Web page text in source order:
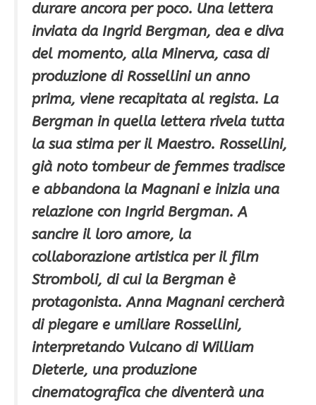
durare ancora per poco. Una lettera
inviata da Ingrid Bergman, dea e diva
del momento, alla Minerva, casa di
produzione di Rossellini un anno
prima, viene recapitata al regista. La
Bergman in quella lettera rivela tutta
la sua stima per il Maestro. Rossellini,
già noto tombeur de femmes tradisce
e abbandona la Magnani e inizia una
relazione con Ingrid Bergman. A
sancire il loro amore, la
collaborazione artistica per il film
Stromboli, di cui la Bergman è
protagonista. Anna Magnani cercherà
di piegare e umiliare Rossellini,
interpretando Vulcano di William
Dieterle, una produzione
cinematografica che diventerà una